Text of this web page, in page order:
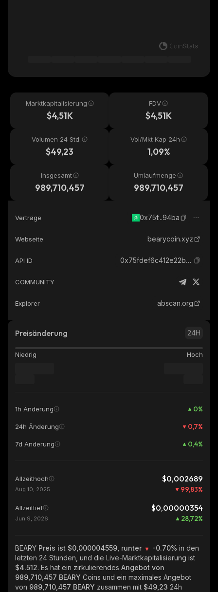
Marktkapitalisierung
$4,51K
FDV
$4,51K
Volumen 24 Std.
$49,23
Vol/Mkt Kap 24h
1,09%
Insgesamt
989,710,457
Umlaufmenge
989,710,457
Verträge 0x75f...94ba
Webseite bearycoin.xyz
API ID 0x75fdef6c412e22bd561f671d7c4d4899859f94ba_abstract
COMMUNITY
Explorer abscan.org
Preisänderung 24H
Niedrig Hoch
1h Änderung 0%
24h Änderung 0,7%
7d Änderung 0,4%
Allzeithoch $0,002689
Aug 10, 2025 99,83%
Allzeittief $0,00000354
Jun 9, 2026 28,72%
BEARY Preis ist $0,000004559, runter -0.70% in den
letzten 24 Stunden, und die Live-Marktkapitalisierung ist
$4.512. Es hat ein zirkulierendes Angebot von
989,710,457 BEARY Coins und ein maximales Angebot
von 989,710,457 BEARY zusammen mit $49,23 24h